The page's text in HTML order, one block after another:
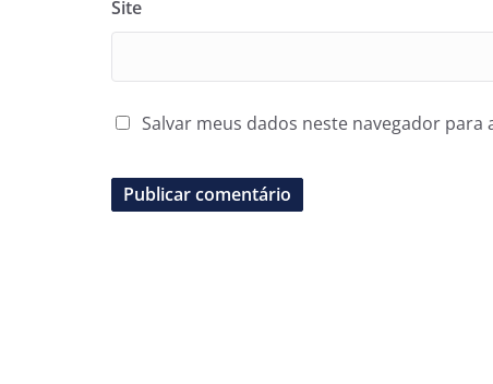
Site
Salvar meus dados neste navegador